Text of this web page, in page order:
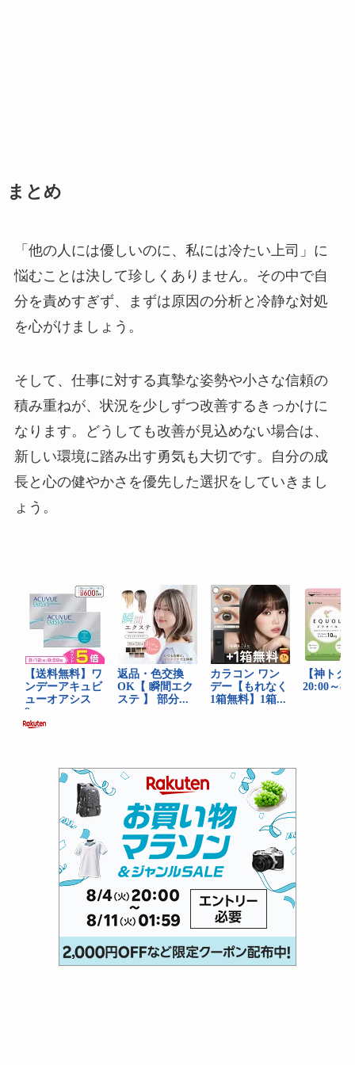
まとめ
「他の人には優しいのに、私には冷たい上司」に
悩むことは決して珍しくありません。その中で自
分を責めすぎず、まずは原因の分析と冷静な対処
を心がけましょう。
そして、仕事に対する真摯な姿勢や小さな信頼の
積み重ねが、状況を少しずつ改善するきっかけに
なります。どうしても改善が見込めない場合は、
新しい環境に踏み出す勇気も大切です。自分の成
長と心の健やかさを優先した選択をしていきまし
ょう。